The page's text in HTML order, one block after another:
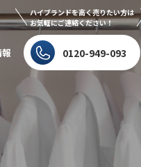
ハイブランドを高く売りたい方は
お気軽にご連絡ください！
0120-949-093